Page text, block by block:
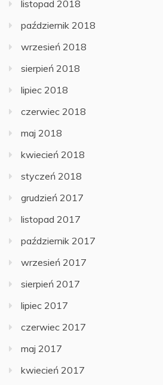
listopad 2018
październik 2018
wrzesień 2018
sierpień 2018
lipiec 2018
czerwiec 2018
maj 2018
kwiecień 2018
styczeń 2018
grudzień 2017
listopad 2017
październik 2017
wrzesień 2017
sierpień 2017
lipiec 2017
czerwiec 2017
maj 2017
kwiecień 2017